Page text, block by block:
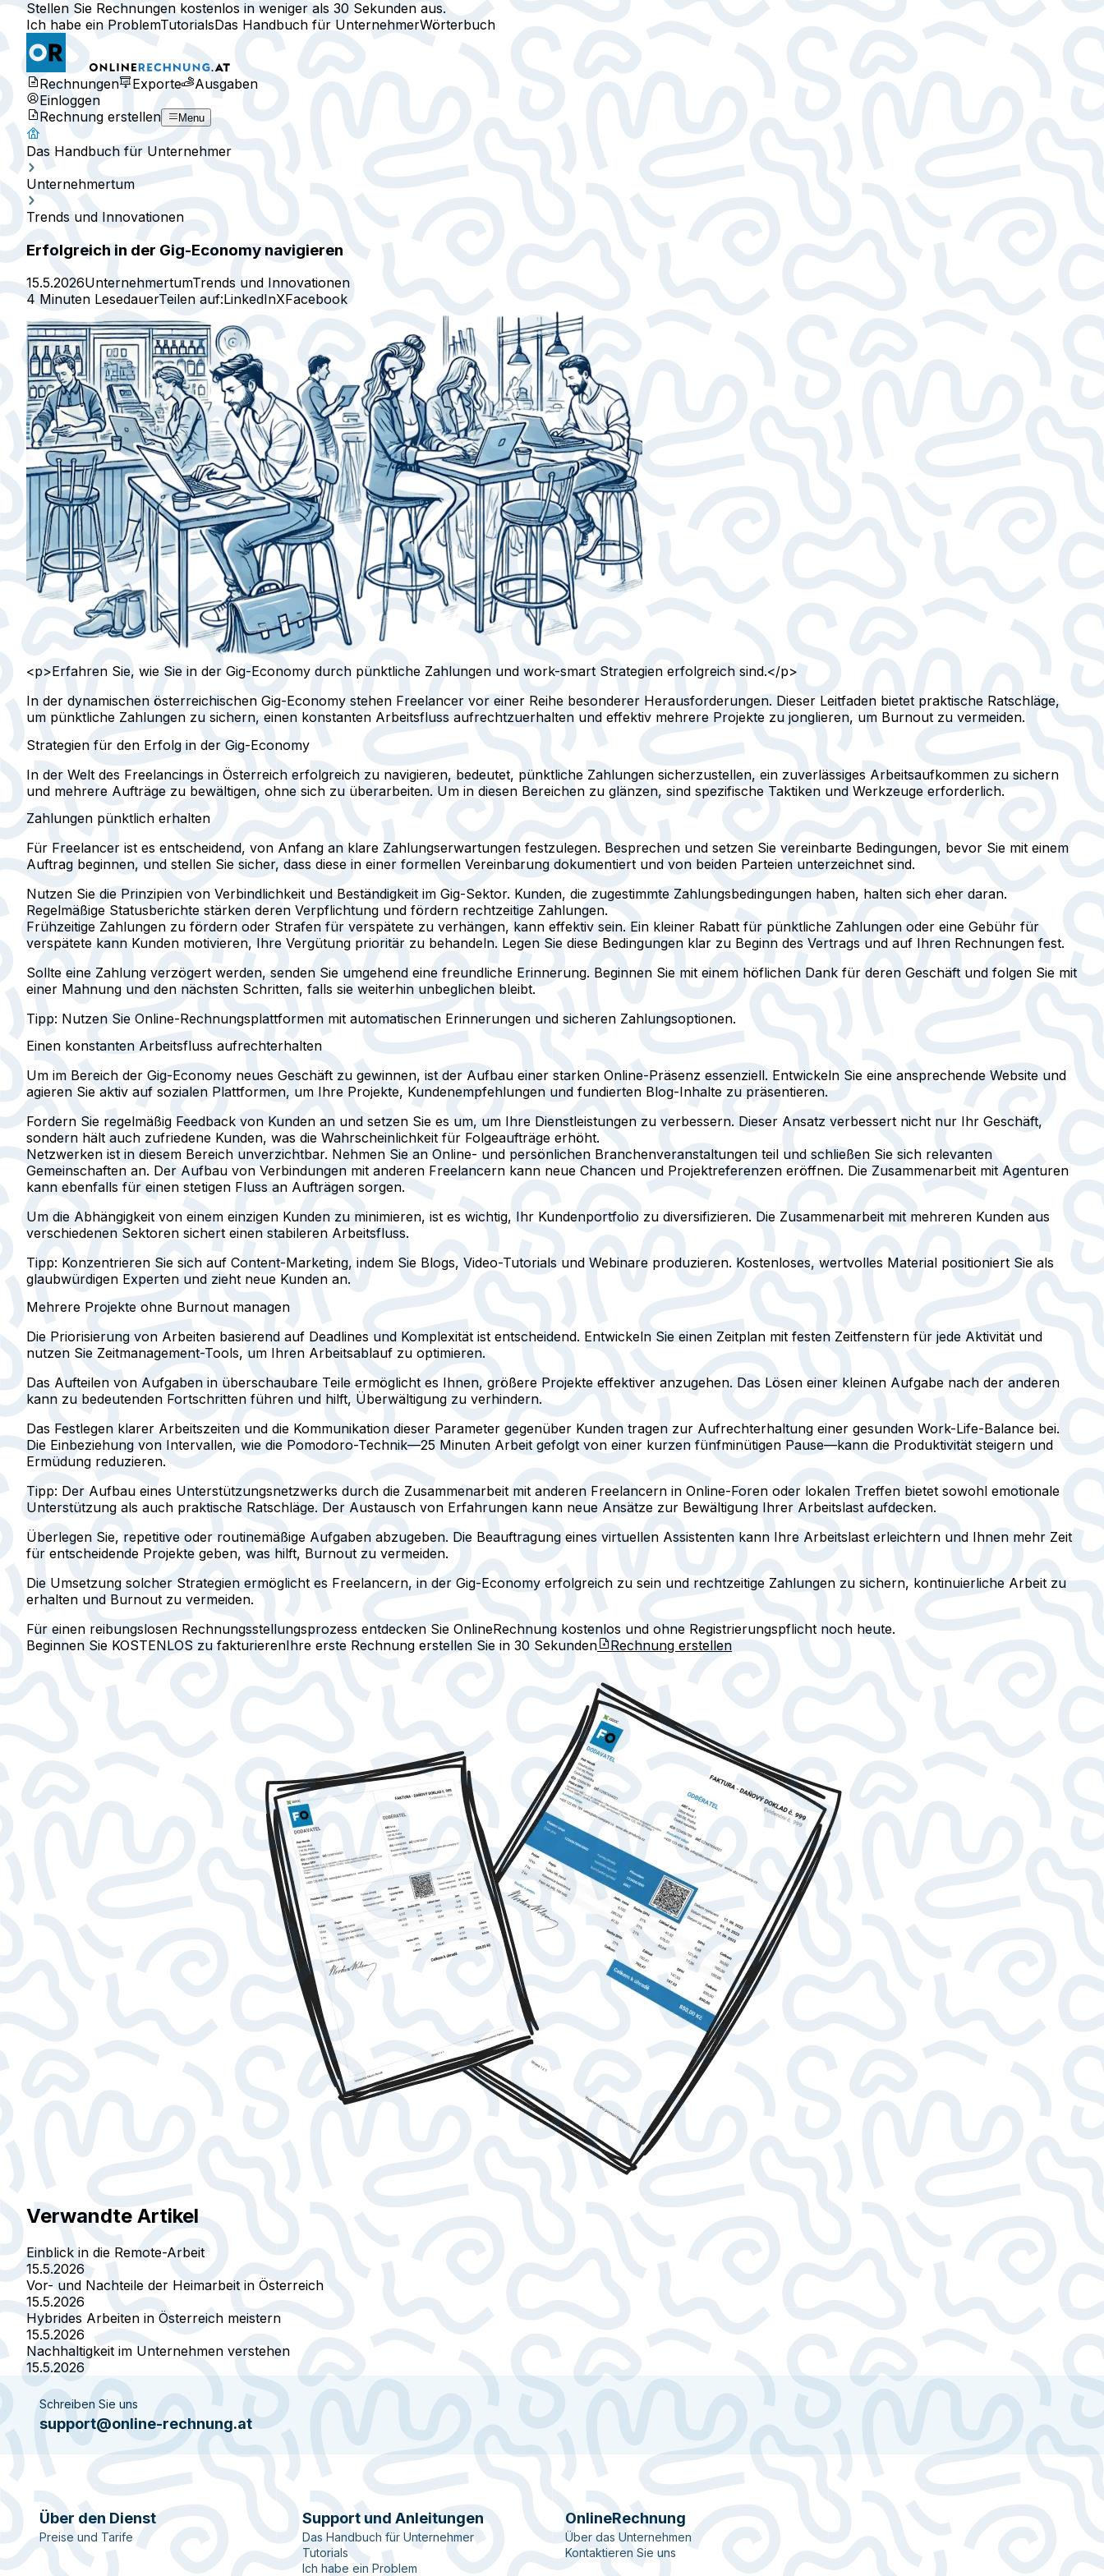
Stellen Sie Rechnungen kostenlos in weniger als 30 Sekunden aus.
Ich habe ein ProblemTutorialsDas Handbuch für UnternehmerWörterbuch
Rechnungen Exporte
Ausgaben
Einloggen
Rechnung erstellen
Menu
Das Handbuch für Unternehmer
Unternehmertum
Trends und Innovationen
Erfolgreich in der Gig-Economy navigieren
15.5.2026UnternehmertumTrends und Innovationen
4 Minuten LesedauerTeilen auf:LinkedInXFacebook
<p>Erfahren Sie, wie Sie in der Gig-Economy durch pünktliche Zahlungen und work-smart Strategien erfolgreich sind.</p>
In der dynamischen österreichischen Gig-Economy stehen Freelancer vor einer Reihe besonderer Herausforderungen. Dieser Leitfaden bietet praktische Ratschläge,
um pünktliche Zahlungen zu sichern, einen konstanten Arbeitsfluss aufrechtzuerhalten und effektiv mehrere Projekte zu jonglieren, um Burnout zu vermeiden.
Strategien für den Erfolg in der Gig-Economy
In der Welt des Freelancings in Österreich erfolgreich zu navigieren, bedeutet, pünktliche Zahlungen sicherzustellen, ein zuverlässiges Arbeitsaufkommen zu sichern
und mehrere Aufträge zu bewältigen, ohne sich zu überarbeiten. Um in diesen Bereichen zu glänzen, sind spezifische Taktiken und Werkzeuge erforderlich.
Zahlungen pünktlich erhalten
Für Freelancer ist es entscheidend, von Anfang an klare Zahlungserwartungen festzulegen. Besprechen und setzen Sie vereinbarte Bedingungen, bevor Sie mit einem
Auftrag beginnen, und stellen Sie sicher, dass diese in einer formellen Vereinbarung dokumentiert und von beiden Parteien unterzeichnet sind.
Nutzen Sie die Prinzipien von Verbindlichkeit und Beständigkeit im Gig-Sektor. Kunden, die zugestimmte Zahlungsbedingungen haben, halten sich eher daran.
Regelmäßige Statusberichte stärken deren Verpflichtung und fördern rechtzeitige Zahlungen.
Frühzeitige Zahlungen zu fördern oder Strafen für verspätete zu verhängen, kann effektiv sein. Ein kleiner Rabatt für pünktliche Zahlungen oder eine Gebühr für
verspätete kann Kunden motivieren, Ihre Vergütung prioritär zu behandeln. Legen Sie diese Bedingungen klar zu Beginn des Vertrags und auf Ihren Rechnungen fest.
Sollte eine Zahlung verzögert werden, senden Sie umgehend eine freundliche Erinnerung. Beginnen Sie mit einem höflichen Dank für deren Geschäft und folgen Sie mit
einer Mahnung und den nächsten Schritten, falls sie weiterhin unbeglichen bleibt.
Tipp: Nutzen Sie Online-Rechnungsplattformen mit automatischen Erinnerungen und sicheren Zahlungsoptionen.
Einen konstanten Arbeitsfluss aufrechterhalten
Um im Bereich der Gig-Economy neues Geschäft zu gewinnen, ist der Aufbau einer starken Online-Präsenz essenziell. Entwickeln Sie eine ansprechende Website und
agieren Sie aktiv auf sozialen Plattformen, um Ihre Projekte, Kundenempfehlungen und fundierten Blog-Inhalte zu präsentieren.
Fordern Sie regelmäßig Feedback von Kunden an und setzen Sie es um, um Ihre Dienstleistungen zu verbessern. Dieser Ansatz verbessert nicht nur Ihr Geschäft,
sondern hält auch zufriedene Kunden, was die Wahrscheinlichkeit für Folgeaufträge erhöht.
Netzwerken ist in diesem Bereich unverzichtbar. Nehmen Sie an Online- und persönlichen Branchenveranstaltungen teil und schließen Sie sich relevanten
Gemeinschaften an. Der Aufbau von Verbindungen mit anderen Freelancern kann neue Chancen und Projektreferenzen eröffnen. Die Zusammenarbeit mit Agenturen
kann ebenfalls für einen stetigen Fluss an Aufträgen sorgen.
Um die Abhängigkeit von einem einzigen Kunden zu minimieren, ist es wichtig, Ihr Kundenportfolio zu diversifizieren. Die Zusammenarbeit mit mehreren Kunden aus
verschiedenen Sektoren sichert einen stabileren Arbeitsfluss.
Tipp: Konzentrieren Sie sich auf Content-Marketing, indem Sie Blogs, Video-Tutorials und Webinare produzieren. Kostenloses, wertvolles Material positioniert Sie als
glaubwürdigen Experten und zieht neue Kunden an.
Mehrere Projekte ohne Burnout managen
Die Priorisierung von Arbeiten basierend auf Deadlines und Komplexität ist entscheidend. Entwickeln Sie einen Zeitplan mit festen Zeitfenstern für jede Aktivität und
nutzen Sie Zeitmanagement-Tools, um Ihren Arbeitsablauf zu optimieren.
Das Aufteilen von Aufgaben in überschaubare Teile ermöglicht es Ihnen, größere Projekte effektiver anzugehen. Das Lösen einer kleinen Aufgabe nach der anderen
kann zu bedeutenden Fortschritten führen und hilft, Überwältigung zu verhindern.
Das Festlegen klarer Arbeitszeiten und die Kommunikation dieser Parameter gegenüber Kunden tragen zur Aufrechterhaltung einer gesunden Work-Life-Balance bei.
Die Einbeziehung von Intervallen, wie die Pomodoro-Technik—25 Minuten Arbeit gefolgt von einer kurzen fünfminütigen Pause—kann die Produktivität steigern und
Ermüdung reduzieren.
Tipp: Der Aufbau eines Unterstützungsnetzwerks durch die Zusammenarbeit mit anderen Freelancern in Online-Foren oder lokalen Treffen bietet sowohl emotionale
Unterstützung als auch praktische Ratschläge. Der Austausch von Erfahrungen kann neue Ansätze zur Bewältigung Ihrer Arbeitslast aufdecken.
Überlegen Sie, repetitive oder routinemäßige Aufgaben abzugeben. Die Beauftragung eines virtuellen Assistenten kann Ihre Arbeitslast erleichtern und Ihnen mehr Zeit
für entscheidende Projekte geben, was hilft, Burnout zu vermeiden.
Die Umsetzung solcher Strategien ermöglicht es Freelancern, in der Gig-Economy erfolgreich zu sein und rechtzeitige Zahlungen zu sichern, kontinuierliche Arbeit zu
erhalten und Burnout zu vermeiden.
Für einen reibungslosen Rechnungsstellungsprozess entdecken Sie OnlineRechnung kostenlos und ohne Registrierungspflicht noch heute.
Beginnen Sie KOSTENLOS zu fakturierenIhre erste Rechnung erstellen Sie in 30 Sekunden Rechnung erstellen
Verwandte Artikel
Einblick in die Remote-Arbeit
15.5.2026
Vor- und Nachteile der Heimarbeit in Österreich
15.5.2026
Hybrides Arbeiten in Österreich meistern
15.5.2026
Nachhaltigkeit im Unternehmen verstehen
15.5.2026
Schreiben Sie uns
support@online-rechnung.at
Über den Dienst
Preise und Tarife
Support und Anleitungen
Das Handbuch für Unternehmer
Tutorials
Ich habe ein Problem
OnlineRechnung
Über das Unternehmen
Kontaktieren Sie uns